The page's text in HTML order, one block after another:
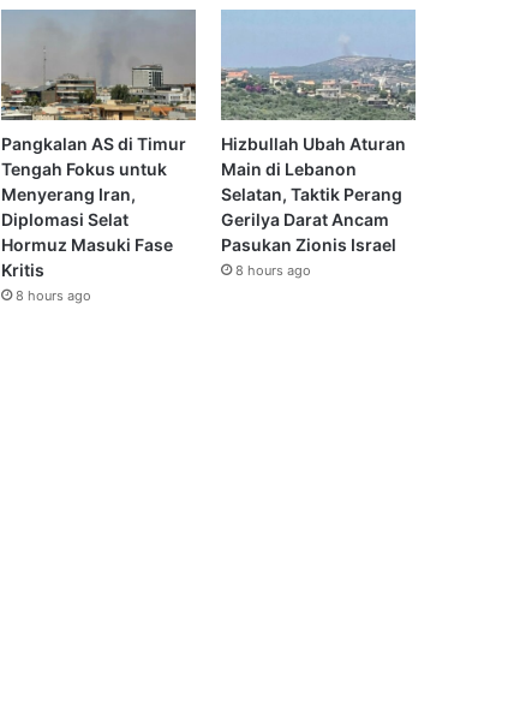
Pangkalan AS di Timur
Tengah Fokus untuk
Menyerang Iran,
Diplomasi Selat
Hormuz Masuki Fase
Kritis
8 hours ago
Hizbullah Ubah Aturan
Main di Lebanon
Selatan, Taktik Perang
Gerilya Darat Ancam
Pasukan Zionis Israel
8 hours ago